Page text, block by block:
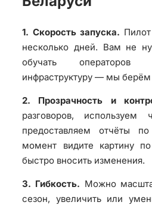
1. Скорость запуска.
несколько дней. Вам не
обучать операторов
инфраструктуру — мы берём
2. Прозрачность и
разговоров, используем
предоставляем отчёты
момент видите картину
быстро вносить изменения.
3. Гибкость. Можно
сезон, увеличить или